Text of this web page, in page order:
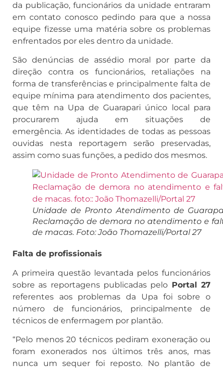
da publicação, funcionários da unidade entraram
em contato conosco pedindo para que a nossa
equipe fizesse uma matéria sobre os problemas
enfrentados por eles dentro da unidade.
São denúncias de assédio moral por parte da
direção contra os funcionários, retaliações na
forma de transferências e principalmente falta de
equipe mínima para atendimento dos pacientes,
que têm na Upa de Guarapari único local para
procurarem ajuda em situações de
emergência. As identidades de todas as pessoas
ouvidas nesta reportagem serão preservadas,
assim como suas funções, a pedido dos mesmos.
Unidade de Pronto Atendimento de
Reclamação de demora no atendimento e
de macas. Foto: João Thomazelli/Portal 27
Falta de profissionais
A primeira questão levantada pelos funcionários
sobre as reportagens publicadas pelo Portal 27
referentes aos problemas da Upa foi sobre o
número de funcionários, principalmente de
técnicos de enfermagem por plantão.
“Pelo menos 20 técnicos pediram exoneração ou
foram exonerados nos últimos três anos, mas
nunca um sequer foi reposto. No plantão de